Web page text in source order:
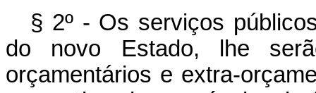
§ 2º - Os serviços
do novo Estado, lhe
orçamentários e extra-